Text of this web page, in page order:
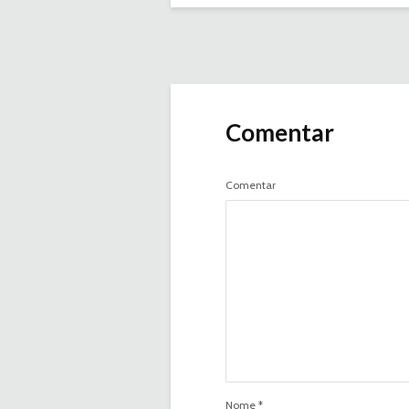
Comentar
Comentar
Nome *